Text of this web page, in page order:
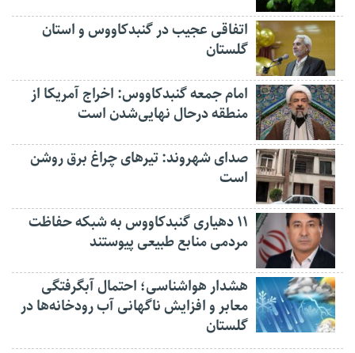
اتفاقی عجیب در‌ گنبدکاووس و استان
گلستان
امام جمعه گنبدکاووس: اخراج آمریکا از
منطقه درحال نهایی‌شدن است
صدای شهروند: تیرهای چراغ برق روشن
است
۱۱ دهیاری گنبدکاووس به شبکه حفاظت
مردمی منابع طبیعی پیوستند
هشدار هواشناسی؛ احتمال آبگرفتگی
معابر و افزایش ناگهانی آب رودخانه‌ها در
گلستان